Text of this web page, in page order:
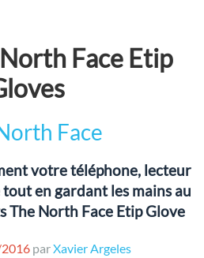
Face Etip
Face
votre téléphone, lecteur
en gardant les mains au
The North Face Etip Glove
parXavier Argeles